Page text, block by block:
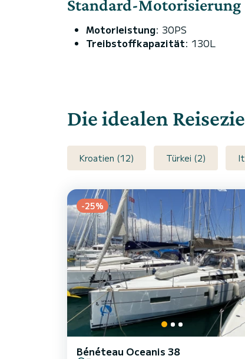
Standard-Motorisierung
Motorleistung: 30PS
Treibstoffkapazität: 130L
Die idealen
Kroatien (12) Türkei (2)
-25%
Bénéteau Oceanis 38